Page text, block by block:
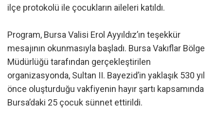
ilçe protokolü ile çocukların aileleri katıldı.
Program, Bursa Valisi Erol Ayyıldız’ın teşekkür
mesajının okunmasıyla başladı. Bursa Vakıflar Bölge
Müdürlüğü tarafından gerçekleştirilen
organizasyonda, Sultan II. Bayezid’in yaklaşık 530 yıl
önce oluşturduğu vakfiyenin hayır şartı kapsamında
Bursa’daki 25 çocuk sünnet ettirildi.